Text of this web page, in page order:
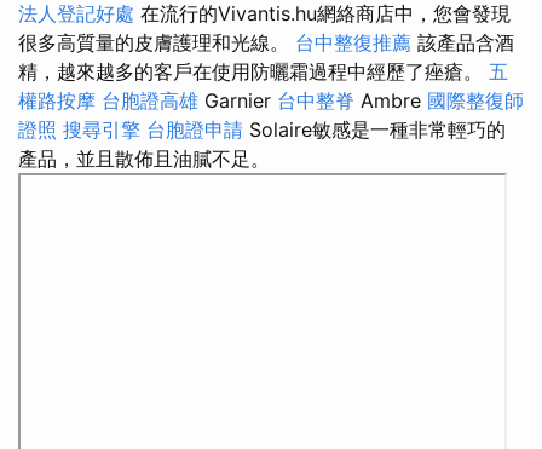
法人登記好處 在流行的Vivantis.hu網絡商店中，您會發現
很多高質量的皮膚護理和光線。 台中整復推薦 該產品含酒
精，越來越多的客戶在使用防曬霜過程中經歷了痤瘡。 五
權路按摩 台胞證高雄 Garnier 台中整脊 Ambre 國際整復師
證照 搜尋引擎 台胞證申請 Solaire敏感是一種非常輕巧的
產品，並且散佈且油膩不足。